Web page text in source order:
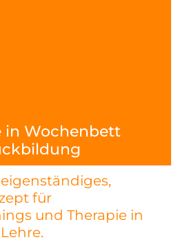
in Wochenbett
für
und Therapie in